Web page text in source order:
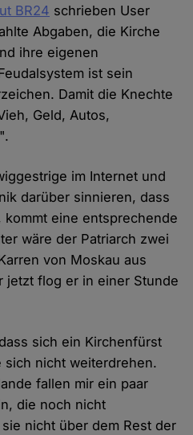
BR24 schrieben User
Abgaben, die Kirche
ihre eigenen
ist sein
Damit die Knechte
Geld, Autos,
im Internet und
darüber sinnieren, dass
eine entsprechende
wäre der Patriarch zwei
von Moskau aus
jetzt flog er in einer Stunde
sich ein Kirchenfürst
nicht weiterdrehen.
fallen mir ein paar
die noch nicht
nicht über dem Rest der